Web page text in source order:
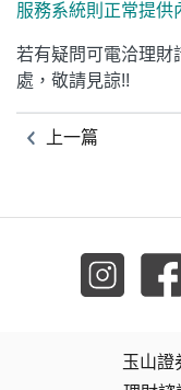
服務系統則正常提供
若有疑問可電洽理財
處，敬請見諒!!
上一篇
玉山證